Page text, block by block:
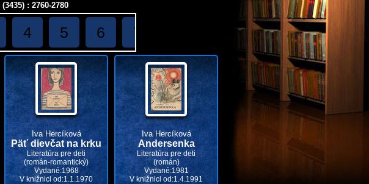
(3435) : 2760-2780
4 5 6 7 10 11 12
Iva Hercíková
Päť dievčat na krku
Literatúra pre deti
(román-romantický)
Vydané:1968
V knižnici od:1.1.1970
Iva Hercíková
Andersenka
Literatúra pre deti
(román)
Vydané:1981
V knižnici od:1.4.1991